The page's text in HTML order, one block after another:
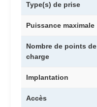
Type(s) de prise
Puissance maximale
Nombre de points de
charge
Implantation
Accès